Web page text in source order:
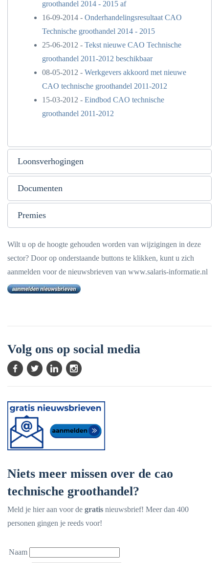
groothandel 2014 - 2015 af
16-09-2014 - Onderhandelingsresultaat CAO
Technische groothandel 2014 - 2015
25-06-2012 - Tekst nieuwe CAO Technische
groothandel 2011-2012 beschikbaar
08-05-2012 - Werkgevers akkoord met nieuwe
CAO technische groothandel 2011-2012
15-03-2012 - Eindbod CAO technische
groothandel 2011-2012
Loonsverhogingen
Documenten
Premies
Wilt u op de hoogte gehouden worden van wijzigingen in deze
sector? Door op onderstaande buttons te klikken, kunt u zich
aanmelden voor de nieuwsbrieven van www.salaris-informatie.nl
Volg ons op social media
Niets meer missen over de cao
technische groothandel?
Meld je hier aan voor de gratis nieuwsbrief! Meer dan 400
personen gingen je reeds voor!
Naam